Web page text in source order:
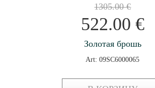
1305.00€
522.00 €
Золотая брошь
Art: 09SC6000065